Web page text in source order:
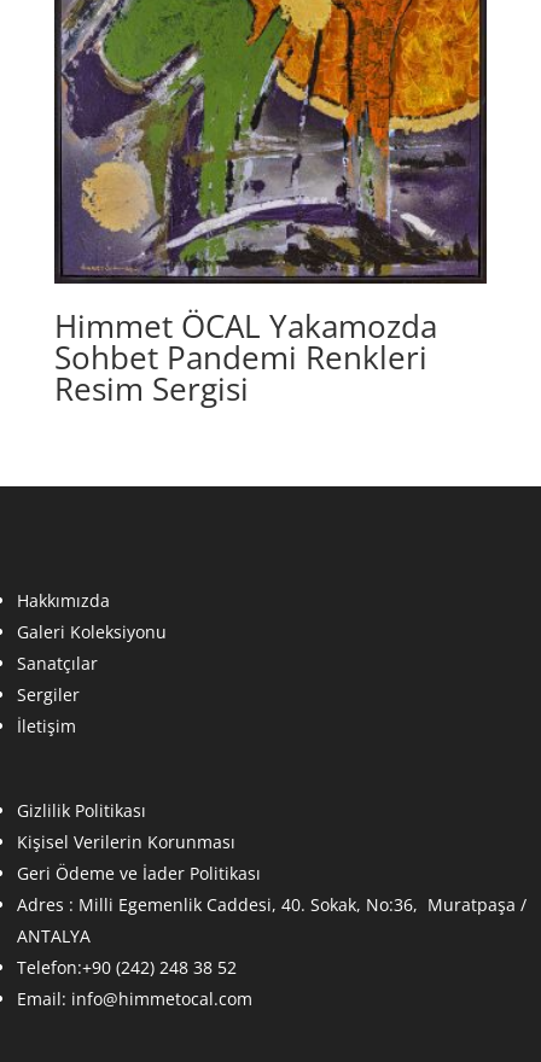
Himmet ÖCAL Yakamozda
Sohbet Pandemi Renkleri
Resim Sergisi
Hakkımızda
Galeri Koleksiyonu
Sanatçılar
Sergiler
İletişim
Gizlilik Politikası
Kişisel Verilerin Korunması
Geri Ödeme ve İader Politikası
Adres : Milli Egemenlik Caddesi, 40. Sokak, No:36, Muratpaşa /
ANTALYA
Telefon:+90 (242) 248 38 52
Email: info@himmetocal.com